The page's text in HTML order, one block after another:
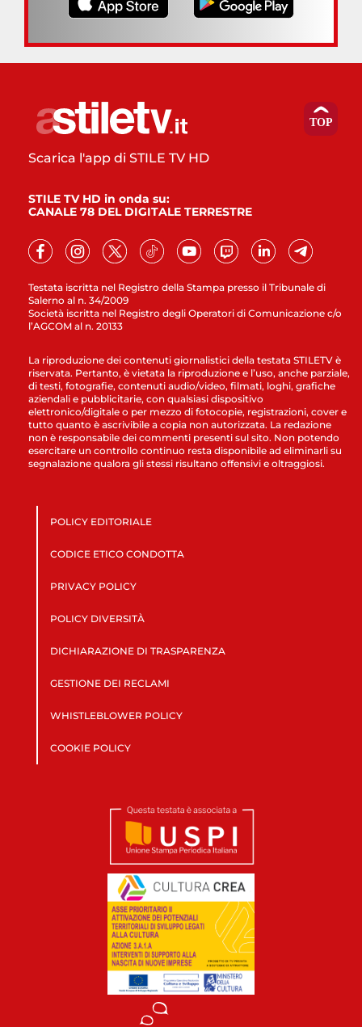
Testata iscritta nel Registro della Stampa presso il Tribunale di
Salerno al n. 34/2009
Società iscritta nel Registro degli Operatori di Comunicazione c/o
l’AGCOM al n. 20133
Scarica l'app di STILE TV HD
STILE TV HD in onda su:
CANALE 78 DEL DIGITALE TERRESTRE
La riproduzione dei contenuti giornalistici della testata STILETV è
riservata. Pertanto, è vietata la riproduzione e l’uso, anche parziale,
di testi, fotografie, contenuti audio/video, filmati, loghi, grafiche
aziendali e pubblicitarie, con qualsiasi dispositivo
elettronico/digitale o per mezzo di fotocopie, registrazioni, cover e
tutto quanto è ascrivibile a copia non autorizzata. La redazione
non è responsabile dei commenti presenti sul sito. Non potendo
esercitare un controllo continuo resta disponibile ad eliminarli su
segnalazione qualora gli stessi risultano offensivi e oltraggiosi.
POLICY EDITORIALE
CODICE ETICO CONDOTTA
PRIVACY POLICY
POLICY DIVERSITÀ
DICHIARAZIONE DI TRASPARENZA
GESTIONE DEI RECLAMI
WHISTLEBLOWER POLICY
COOKIE POLICY